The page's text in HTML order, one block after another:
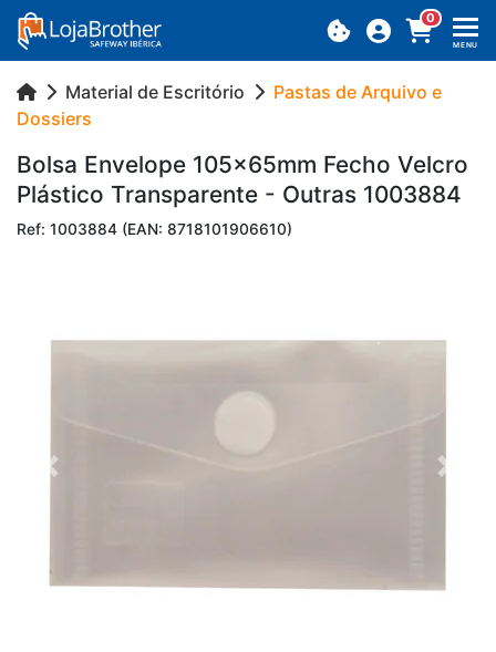
0
MENU
Material de Escritório
Pastas de Arquivo e
Dossiers
Bolsa En­ve­lope 105x65mm Fecho Velcro
Plás­tico Trans­pa­rente - Ou­tras 1003884
Ref: 1003884 (EAN: 8718101906610)
Previous Next